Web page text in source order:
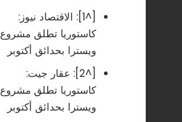
[^1]:
الاقتصاد نيوز:
كاستوريا تطلق مشروع
ويسترا بحدائق أكتوبر
[^2]:
عقار جيت:
كاستوريا تطلق مشروع
ويسترا بحدائق أكتوبر